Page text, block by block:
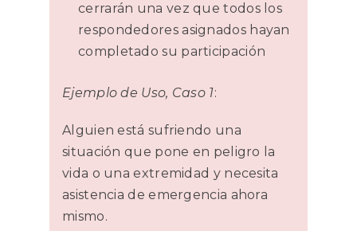
cerrarán una vez que todos los
respondedores asignados hayan
completado su participación
Ejemplo de Uso, Caso 1:
Alguien está sufriendo una
situación que pone en peligro la
vida o una extremidad y necesita
asistencia de emergencia ahora
mismo.